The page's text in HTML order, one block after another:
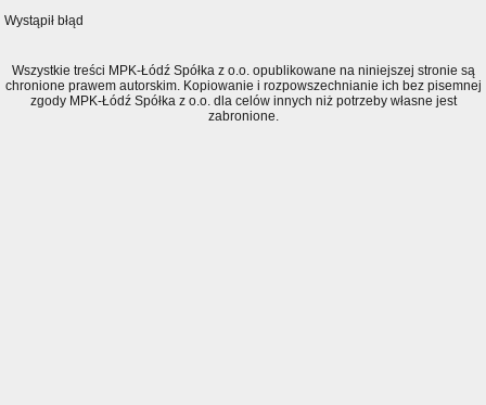
Wystąpił błąd
Wszystkie treści MPK-Łódź Spółka z o.o. opublikowane na niniejszej stronie są
chronione prawem autorskim. Kopiowanie i rozpowszechnianie ich bez pisemnej
zgody MPK-Łódź Spółka z o.o. dla celów innych niż potrzeby własne jest
zabronione.